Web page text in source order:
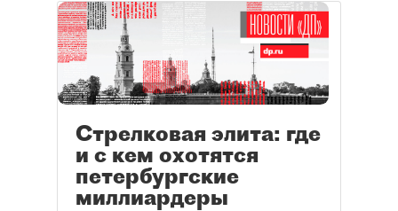
Стрелковая элита: где
и с кем охотятся
петербургские
миллиардеры